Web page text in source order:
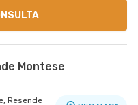
Montese
Resende